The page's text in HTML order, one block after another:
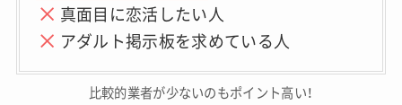
真面目に恋活したい人
アダルト掲示板を求めている人
比較的業者が少ないのもポイント高い！